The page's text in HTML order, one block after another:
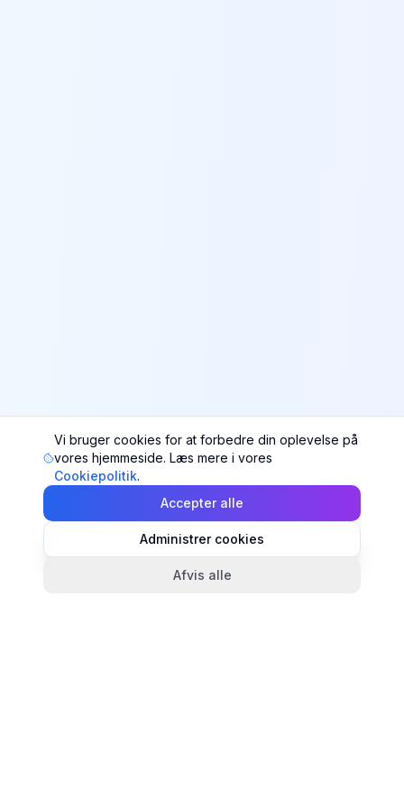
Vi bruger cookies for at forbedre din oplevelse på
vores hjemmeside. Læs mere i vores
Cookiepolitik.
Accepter alle
Administrer cookies
Afvis alle